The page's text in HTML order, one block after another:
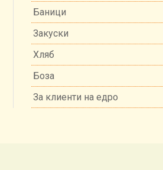
Баници
Закуски
Хляб
Боза
За клиенти на едро